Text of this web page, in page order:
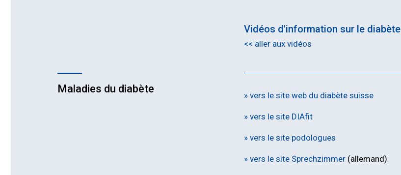
Symposiums pour les
médecins généralistes
Vidéos d'information sur le diabète
<< aller aux vidéos
Maladies du diabète
» vers le site web du diabète suisse
» vers le site DIAfit
» vers le site podologues
» vers le site Sprechzimmer (allemand)